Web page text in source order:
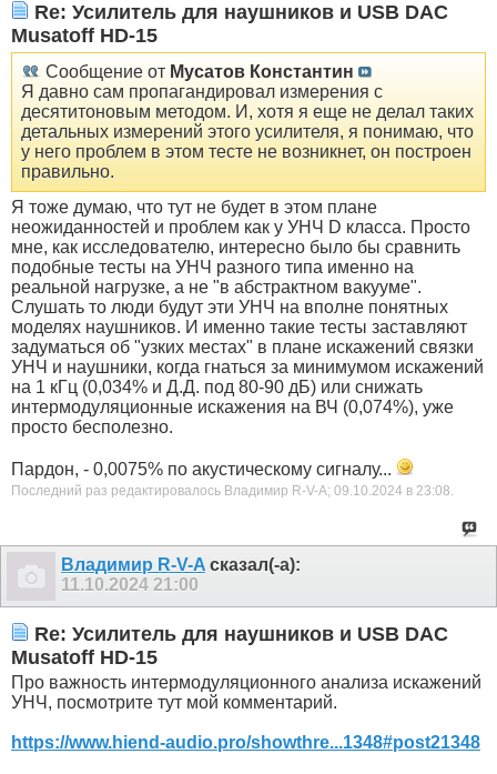
Re: Усилитель для наушников и USB DAC
Musatoff HD-15
Сообщение от Мусатов Константин
Я давно сам пропагандировал измерения с
десятитоновым методом. И, хотя я еще не делал таких
детальных измерений этого усилителя, я понимаю, что
у него проблем в этом тесте не возникнет, он построен
правильно.
Я тоже думаю, что тут не будет в этом плане
неожиданностей и проблем как у УНЧ D класса. Просто
мне, как исследователю, интересно было бы сравнить
подобные тесты на УНЧ разного типа именно на
реальной нагрузке, а не "в абстрактном вакууме".
Слушать то люди будут эти УНЧ на вполне понятных
моделях наушников. И именно такие тесты заставляют
задуматься об "узких местах" в плане искажений связки
УНЧ и наушники, когда гнаться за минимумом искажений
на 1 кГц (0,034% и Д.Д. под 80-90 дБ) или снижать
интермодуляционные искажения на ВЧ (0,074%), уже
просто бесполезно.
Пардон, - 0,0075% по акустическому сигналу...
Последний раз редактировалось Владимир R-V-A; 09.10.2024 в 23:08.
Владимир R-V-A сказал(-а):
11.10.2024 21:00
Re: Усилитель для наушников и USB DAC
Musatoff HD-15
Про важность интермодуляционного анализа искажений
УНЧ, посмотрите тут мой комментарий.
https://www.hiend-audio.pro/showthre...1348#post21348